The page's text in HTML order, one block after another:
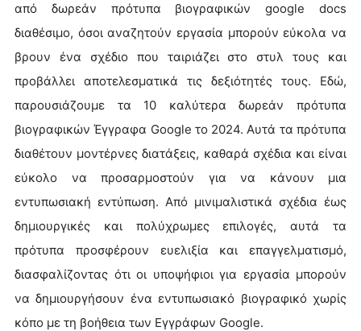
από δωρεάν πρότυπα βιογραφικών google docs
διαθέσιμο, όσοι αναζητούν εργασία μπορούν εύκολα να
βρουν ένα σχέδιο που ταιριάζει στο στυλ τους και
προβάλλει αποτελεσματικά τις δεξιότητές τους. Εδώ,
παρουσιάζουμε τα 10 καλύτερα δωρεάν πρότυπα
βιογραφικών Έγγραφα Google το 2024. Αυτά τα πρότυπα
διαθέτουν μοντέρνες διατάξεις, καθαρά σχέδια και είναι
εύκολο να προσαρμοστούν για να κάνουν μια
εντυπωσιακή εντύπωση. Από μινιμαλιστικά σχέδια έως
δημιουργικές και πολύχρωμες επιλογές, αυτά τα
πρότυπα προσφέρουν ευελιξία και επαγγελματισμό,
διασφαλίζοντας ότι οι υποψήφιοι για εργασία μπορούν
να δημιουργήσουν ένα εντυπωσιακό βιογραφικό χωρίς
κόπο με τη βοήθεια των Εγγράφων Google.